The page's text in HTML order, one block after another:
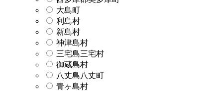
大島町
利島村
新島村
神津島村
三宅島三宅村
御蔵島村
八丈島八丈町
青ヶ島村